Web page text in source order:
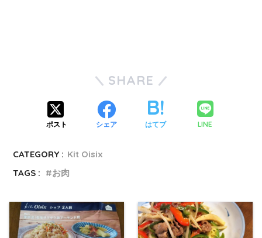
SHARE
ポスト シェア はてブ LINE
CATEGORY : Kit Oisix
TAGS :
お肉